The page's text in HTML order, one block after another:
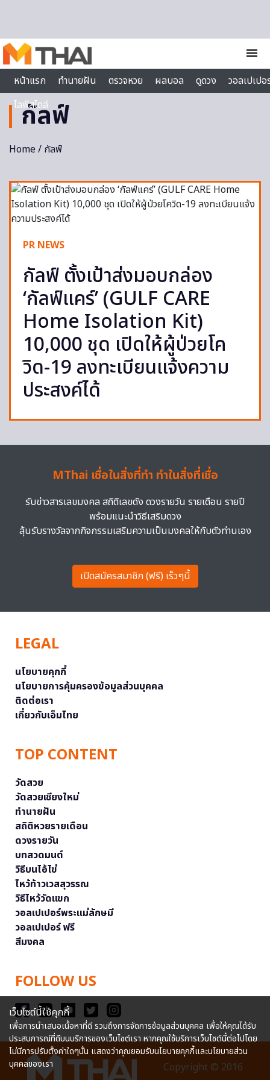
menu
หน้าแรก
ทำนายฝัน ตรวจหวย ผลบอล ดูดวง
วอลเปเป
ไลฟ์สไตล์
กัลฟ์
Home/ กัลฟ์
PR NEWS
กัลฟ์ ตั้งเป้าส่งมอบกล่อง
‘กัลฟ์แคร์’ (GULF CARE
Home Isolation Kit)
10,000 ชุด เปิดให้ผู้ป่วยโค
วิด-19 ลงทะเบียนแจ้งความ
ประสงค์ได้
MThai เชื่อในสิ่งที่ทำ ทำในสิ่งที่เชื่อ
รับข่าวสารเลขมงคล สถิติเลขดัง ดวงรายวัน รายเดือน รายปี
พร้อมแนะนำวิธีเสริมดวง
ลุ้นรับรางวัลจากกิจกรรมเสริมความเป็นมงคลให้กับตัวท่านเอง
เปิดสมัครสมาชิก (ฟรี) เร็วๆนี้
LEGAL
นโยบายคุกกี้
นโยบายการคุ้มครองข้อมูลส่วนบุคคล
ติดต่อเรา
เกี่ยวกับเอ็มไทย
TOP CONTENT
วัดสวย
วัดสวยเชียงใหม่
ทำนายฝัน
สถิติหวยรายเดือน
ดวงรายวัน
บทสวดมนต์
วิธีบนไอ้ไข่
ไหว้ท้าวเวสสุวรรณ
วิธีไหว้วัดแขก
วอลเปเปอร์พระแม่ลักษมี
วอลเปเปอร์ ฟรี
สีมงคล
FOLLOW US
Copyright © 2016
เว็บไซต์นี้ใช้คุกกี้
เพื่อการนำเสนอเนื้อหาที่ดี รวมถึงการจัดการข้อมูลส่วนบุคคล เพื่อให้คุณได้รับ
ประสบการณ์ที่ดีบนบริการของเว็บไซต์เรา หากคุณใช้บริการเว็บไซต์นี้ต่อไปโดย
ไม่มีการปรับตั้งค่าใดๆนั้น แสดงว่าคุณยอมรับนโยบายคุกกี้และนโยบายส่วน
บุคคลของเรา